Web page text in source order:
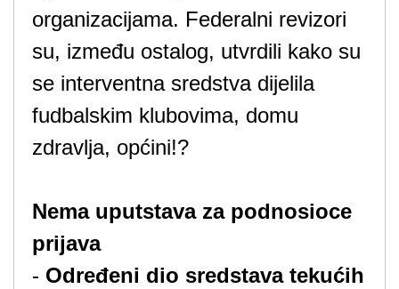
organizacijama. Federalni revizori
su, između ostalog, utvrdili kako su
se interventna sredstva dijelila
fudbalskim klubovima, domu
zdravlja, općini!?
Nema uputstava za podnosioce
prijava
- Određeni dio sredstava tekućih